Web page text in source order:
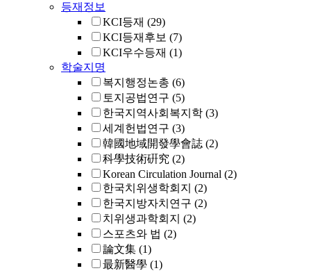
등재정보
KCI등재 (29)
KCI등재후보 (7)
KCI우수등재 (1)
학술지명
복지행정논총 (6)
토지공법연구 (5)
한국지역사회복지학 (3)
세계헌법연구 (3)
韓國地域開發學會誌 (2)
科學技術硏究 (2)
Korean Circulation Journal (2)
한국치위생학회지 (2)
한국지방자치연구 (2)
치위생과학회지 (2)
스포츠와 법 (2)
論文集 (1)
最新醫學 (1)